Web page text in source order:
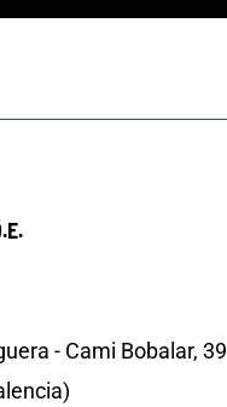
- Cami Bobalar, 39